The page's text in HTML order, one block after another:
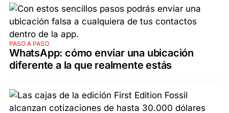
PASO A PASO
WhatsApp: cómo enviar una ubicación
diferente a la que realmente estás